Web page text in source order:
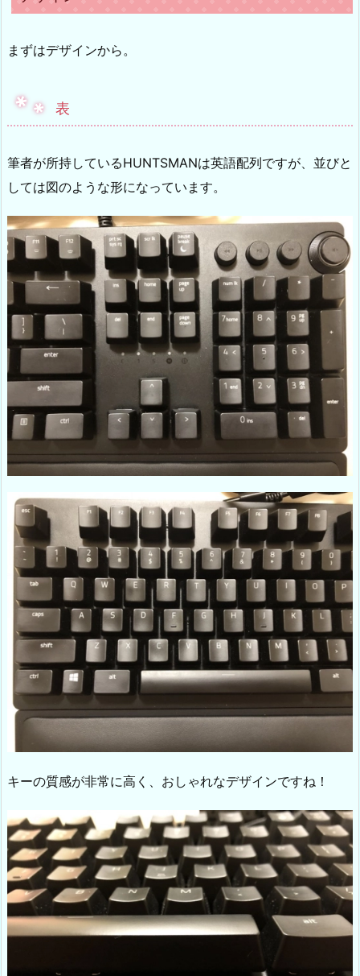
まずはデザインから。
表
筆者が所持しているHUNTSMANは英語配列ですが、並びと
しては図のような形になっています。
キーの質感が非常に高く、おしゃれなデザインですね！